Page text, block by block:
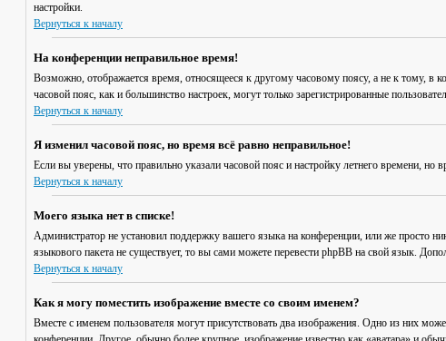
настройки.
Вернуться к началу
На конференции неправильное время!
Возможно, отображается время, относящееся к другому часовому поясу, а не к тому, в
часовой пояс, как и большинство настроек, могут только зарегистрированные
Вернуться к началу
Я изменил часовой пояс, но время всё равно неправильное!
Если вы уверены, что правильно указали часовой пояс и настройку летнего времени,
Вернуться к началу
Моего языка нет в списке!
Администратор не установил поддержку вашего языка на конференции, или же просто
языкового пакета не существует, то вы сами можете перевести phpBB на свой язык.
Вернуться к началу
Как я могу поместить изображение вместе со своим именем?
Вместе с именем пользователя могут присутствовать два изображения. Одно из них